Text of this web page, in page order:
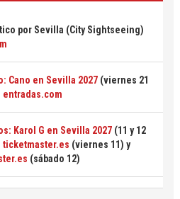
por Sevilla (City Sightseeing)
Cano en Sevilla 2027 (viernes 21
entradas.com
Karol G en Sevilla 2027 (11 y 12
ticketmaster.es (viernes 11) y
(sábado 12)